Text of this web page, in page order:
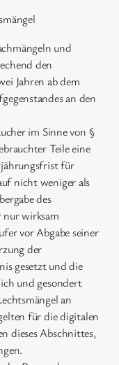
und
den
Jahren ab dem
an den
im Sinne von §
Teile eine
für
nicht weniger als
des
nur wirksam
vor Abgabe seiner
der
gesetzt und die
und gesondert
an
für die digitalen
dieses Abschnittes,